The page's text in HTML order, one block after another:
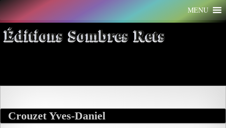
Aller
au
contenu
MENU
Éditions Sombres Rets
Archives par mot-clé : afrique
Crouzet Yves-Daniel